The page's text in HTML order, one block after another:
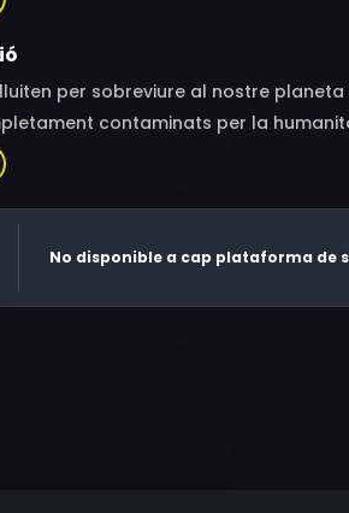
per sobreviure al nostre
contaminats per la
No disponible a cap plataforma de